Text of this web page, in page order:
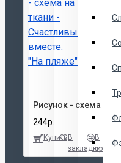
Рисунок - схема на
244р.
Купить В
закладки
В